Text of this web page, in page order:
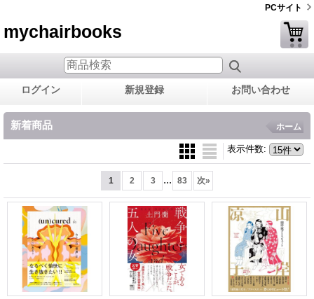
PCサイト
mychairbooks
ログイン 新規登録 お問い合わせ
新着商品 ホーム
表示件数:
1 2 3 ... 83 次»